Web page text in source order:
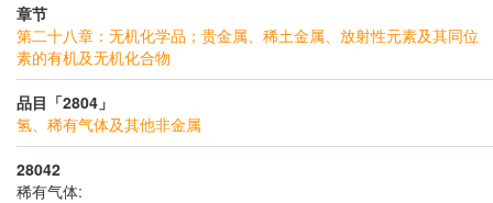
章节
第二十八章：无机化学品；贵金属、稀土金属、放射性元素及其同位
素的有机及无机化合物
品目「2804」
氢、稀有气体及其他非金属
28042
稀有气体: